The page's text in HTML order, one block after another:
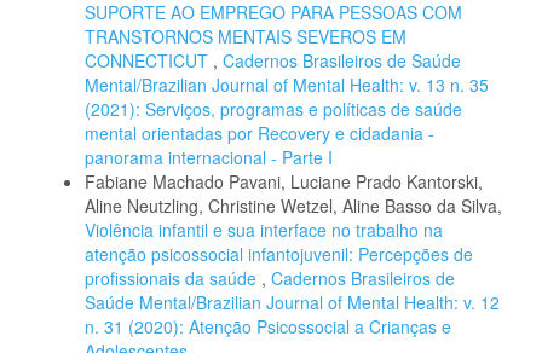
SUPORTE AO EMPREGO PARA PESSOAS COM
TRANSTORNOS MENTAIS SEVEROS EM
CONNECTICUT , Cadernos Brasileiros de Saúde
Mental/Brazilian Journal of Mental Health: v. 13 n. 35
(2021): Serviços, programas e políticas de saúde
mental orientadas por Recovery e cidadania -
panorama internacional - Parte I
Fabiane Machado Pavani, Luciane Prado Kantorski,
Aline Neutzling, Christine Wetzel, Aline Basso da Silva,
Violência infantil e sua interface no trabalho na
atenção psicossocial infantojuvenil: Percepções de
profissionais da saúde , Cadernos Brasileiros de
Saúde Mental/Brazilian Journal of Mental Health: v. 12
n. 31 (2020): Atenção Psicossocial a Crianças e